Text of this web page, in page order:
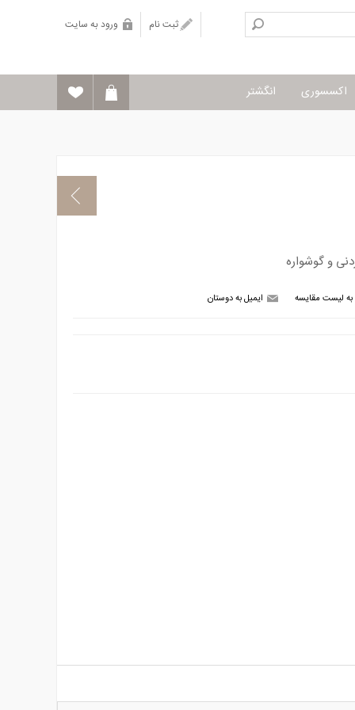
ثبت نام ورود به سایت
اکسسوری انگشتر
و گوشواره